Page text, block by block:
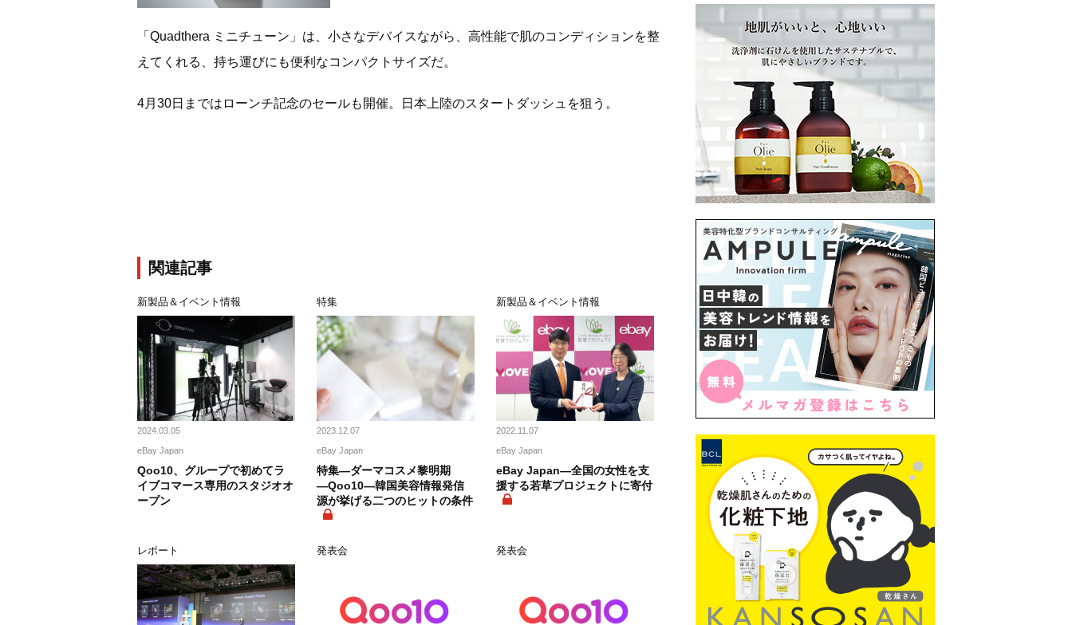
「Quadthera ミニチューン」は、小さなデバイスながら、高性能で肌のコンディションを整
えてくれる、持ち運びにも便利なコンパクトサイズだ。
4月30日まではローンチ記念のセールも開催。日本上陸のスタートダッシュを狙う。
関連記事
新製品＆イベント情報
2024.03.05
eBay Japan
Qoo10、グループで初めてラ
イブコマース専用のスタジオオ
ープン
特集
2023.12.07
eBay Japan
特集―ダーマコスメ黎明期
―Qoo10―韓国美容情報発信
源が挙げる二つのヒットの条件
新製品＆イベント情報
2022.11.07
eBay Japan
eBay Japan―全国の女性を支
援する若草プロジェクトに寄付
レポート 発表会 発表会